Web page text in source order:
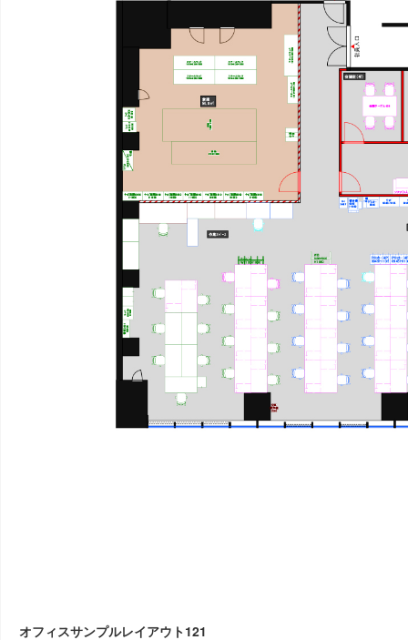
オフィスサンプルレイアウト121